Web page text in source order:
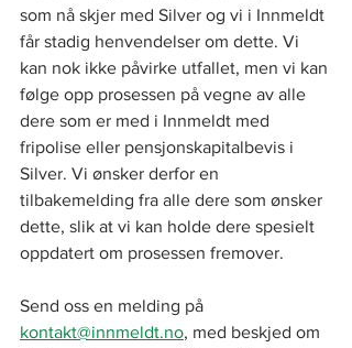
som nå skjer med Silver og vi i Innmeldt
får stadig henvendelser om dette. Vi
kan nok ikke påvirke utfallet, men vi kan
følge opp prosessen på vegne av alle
dere som er med i Innmeldt med
fripolise eller pensjonskapitalbevis i
Silver. Vi ønsker derfor en
tilbakemelding fra alle dere som ønsker
dette, slik at vi kan holde dere spesielt
oppdatert om prosessen fremover.
Send oss en melding på
kontakt@innmeldt.no, med beskjed om